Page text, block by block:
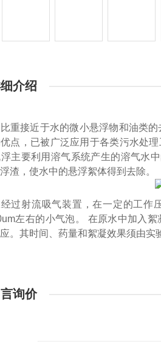
介绍
重接近于水的微小悬浮物和油类
点，已被广泛应用于各类污水处理
主要利用溶气系统产生的溶气水
渣，使水中的悬浮絮体得到去除。
过射流吸气装置，在一定的工作
左右的小气泡。
在原水中加入絮
。其时间、药量和絮凝效果须由实
询价